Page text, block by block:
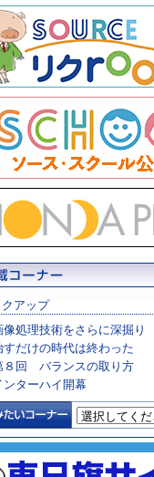
アップ
像処理技術をさらに深掘り
すだけの時代は終わった
８回 バランスの取り方
ンターハイ開幕